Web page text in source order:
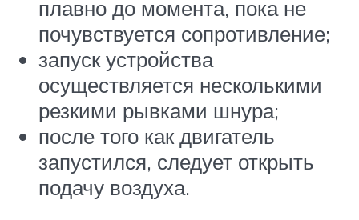
плавно до момента, пока не
почувствуется сопротивление;
запуск устройства
осуществляется несколькими
резкими рывками шнура;
после того как двигатель
запустился, следует открыть
подачу воздуха.